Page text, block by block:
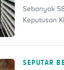
Sebanyak
Keputusan
SEPUTAR